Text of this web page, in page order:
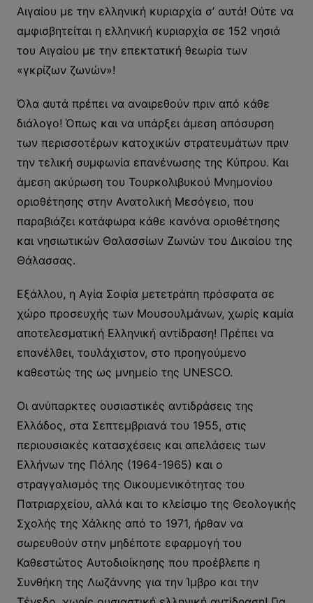
Αιγαίου με την ελληνική κυριαρχία σ’ αυτά! Ούτε να
αμφισβητείται η ελληνική κυριαρχία σε 152 νησιά
του Αιγαίου με την επεκτατική θεωρία των
«γκρίζων ζωνών»!
Όλα αυτά πρέπει να αναιρεθούν πριν από κάθε
διάλογο! Όπως και να υπάρξει άμεση απόσυρση
των περισσοτέρων κατοχικών στρατευμάτων πριν
την τελική συμφωνία επανένωσης της Κύπρου. Και
άμεση ακύρωση του Τουρκολιβυκού Μνημονίου
οριοθέτησης στην Ανατολική Μεσόγειο, που
παραβιάζει κατάφωρα κάθε κανόνα οριοθέτησης
και νησιωτικών Θαλασσίων Ζωνών του Δικαίου της
Θάλασσας.
Εξάλλου, η Αγία Σοφία μετετράπη πρόσφατα σε
χώρο προσευχής των Μουσουλμάνων, χωρίς καμία
αποτελεσματική Ελληνική αντίδραση! Πρέπει να
επανέλθει, τουλάχιστον, στο προηγούμενο
καθεστώς της ως μνημείο της UNESCO.
Οι ανύπαρκτες ουσιαστικές αντιδράσεις της
Ελλάδος, στα Σεπτεμβριανά του 1955, στις
περιουσιακές κατασχέσεις και απελάσεις των
Ελλήνων της Πόλης (1964-1965) και ο
στραγγαλισμός της Οικουμενικότητας του
Πατριαρχείου, αλλά και το κλείσιμο της Θεολογικής
Σχολής της Χάλκης από το 1971, ήρθαν να
σωρευθούν στην μηδέποτε εφαρμογή του
Καθεστώτος Αυτοδιοίκησης που προέβλεπε η
Συνθήκη της Λωζάννης για την Ίμβρο και την